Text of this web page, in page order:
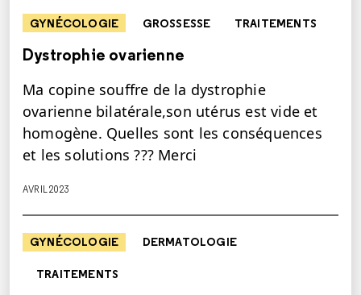
GYNÉCOLOGIE GROSSESSE TRAITEMENTS
Dystrophie ovarienne
Ma copine souffre de la dystrophie
ovarienne bilatérale,son utérus est vide et
homogène. Quelles sont les conséquences
et les solutions ??? Merci
AVRIL 2023
GYNÉCOLOGIE DERMATOLOGIE
TRAITEMENTS